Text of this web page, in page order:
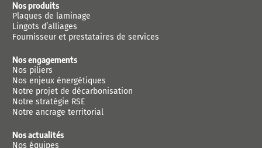
Nos produits
Plaques de laminage
Lingots d’alliages
Fournisseur et prestataires de services
Nos engagements
Nos piliers
Nos enjeux énergétiques
Notre projet de décarbonisation
Notre stratégie RSE
Notre ancrage territorial
Nos actualités
Nos équipes